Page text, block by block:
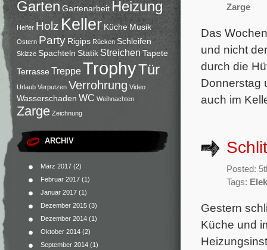
Garten Gartenarbeit Heizung
Helfer Holz Keller Küche Musik
Ostern Party Rigips Rücken Schleifen
Skizze Spachteln StatikStreichen Tapete
Terrasse TreppeTrophyTür
Urlaub Verputzen Verrohrung Video
Wasserschaden WC Weihnachten
Zarge Zeichnung
ARCHIV
März 2017 (2)
Februar 2017 (1)
Januar 2017 (1)
Dezember 2015 (3)
Dezember 2014 (1)
Oktober 2014 (2)
September 2014 (1)
Zarge
Das
und nicht
durch die
Donnerstag
auch im
Posted:
Tags:
Gestern
Küche und